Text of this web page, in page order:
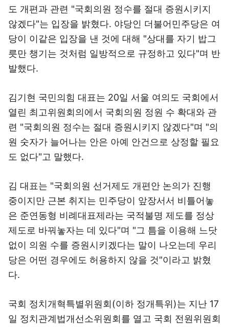
도 개편과 관련 "국회의원 정수를 절대 증원시키지
않겠다"는 입장을 밝혔다. 야당인 더불어민주당은 여
당이 이같은 입장을 낸 것에 대해 "상대를 자기 밥그
릇만 챙기는 것처럼 일방적으로 규정하고 있다"며 반
발했다.
김기현 국민의힘 대표는 20일 서울 여의도 국회에서
열린 최고위원회의에서 국회의원 정원 수 확대와 관
련 "국회의원 정수는 절대 증원시키지 않겠다"며 "의
원 숫자가 늘어나는 안은 아예 안건으로 상정할 필요
도 없다"고 말했다.
김 대표는 "국회의원 선거제도 개편안 논의가 진행
중이지만 근본 취지는 민주당이 앞장서서 비틀어놓
은 준연동형 비례대표제라는 국적불명 제도를 정상
제도로 바꿔놓자는 데 있다"며 "그 틈을 이용해 느닷
없이 의원 수를 증원시키겠다는 말이 나오는데 우리
당은 어떤 경우에도 허용하지 않을 것"이라고 밝혔
다.
국회 정치개혁특별위원회(이하 정개특위)는 지난 17
일 정치관계법개선소위원회를 열고 국회 전원위원회